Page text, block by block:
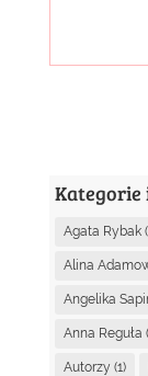
Agata Rybak
Alina
Angelika
Anna Reguła
Autorzy (1)